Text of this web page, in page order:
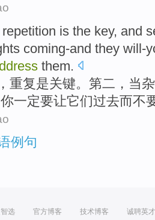
repetition is the key, and
coming-and they will-
them.
， 重复是关键。 第二 ， 当
一定要让它们过去而不
例句
选 官方博客 技术博客 诚聘英才